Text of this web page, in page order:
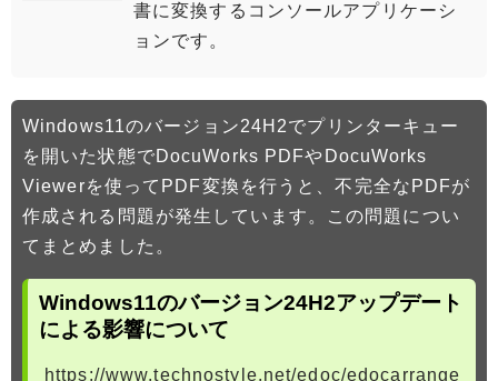
書に変換するコンソールアプリケーシ
ョンです。
Windows11のバージョン24H2でプリンターキュー
を開いた状態でDocuWorks PDFやDocuWorks
Viewerを使ってPDF変換を行うと、不完全なPDFが
作成される問題が発生しています。この問題につい
てまとめました。
Windows11のバージョン24H2アップデート
による影響について
https://www.technostyle.net/edoc/edocarrange